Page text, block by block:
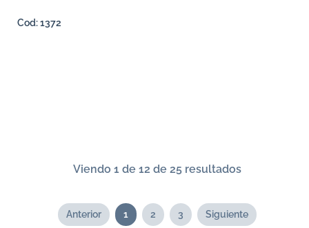
1372
Viendo 1 de 12 de 25 resultados
Anterior 1 2 3 Siguiente